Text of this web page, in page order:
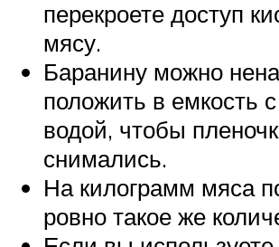
перекроете доступ
мясу.
Баранину можно
положить в емкость
водой, чтобы
снимались.
На килограмм мяса
ровно такое же